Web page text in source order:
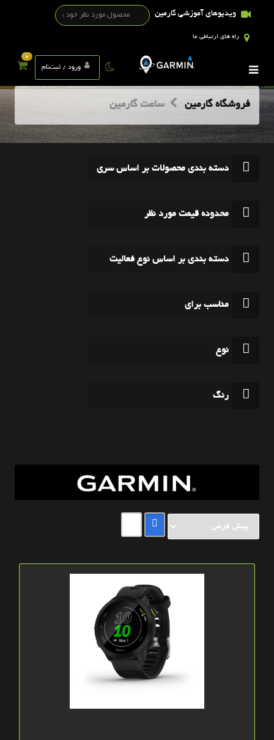
ویدیوهای آموزشی گارمین
راه های ارتباطی ما
ورود / ثبت‌نام
0
فروشگاه گارمین ساعت گارمین
دسته بندی محصولات بر اساس سری
محدوده قیمت مورد نظر
دسته بندی بر اساس نوع فعالیت
مناسب برای
نوع
رنگ